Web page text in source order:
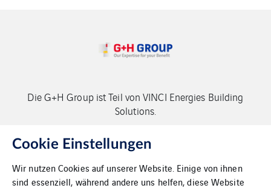
Die G+H Group ist Teil von VINCI Energies Building
Solutions.
Copyright G+H Group
Cookie Einstellungen
Wir nutzen Cookies auf unserer Website. Einige von ihnen
sind essenziell, während andere uns helfen, diese Website